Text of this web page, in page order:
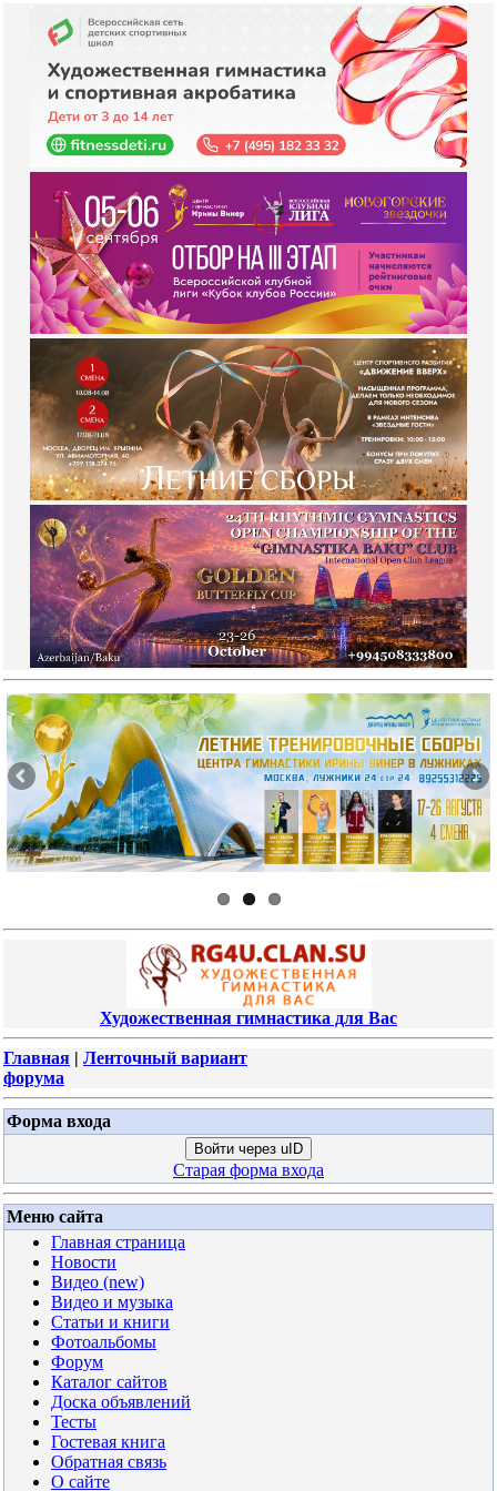
Художественная гимнастика для Вас
Главная | Ленточный вариант
форума
Форма входа
Войти через uID
Старая форма входа
Меню сайта
Главная страница
Новости
Видео (new)
Видео и музыка
Статьи и книги
Фотоальбомы
Форум
Каталог сайтов
Доска объявлений
Тесты
Гостевая книга
Обратная связь
О сайте